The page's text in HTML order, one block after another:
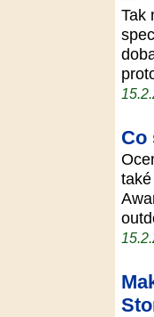
Tak
Co